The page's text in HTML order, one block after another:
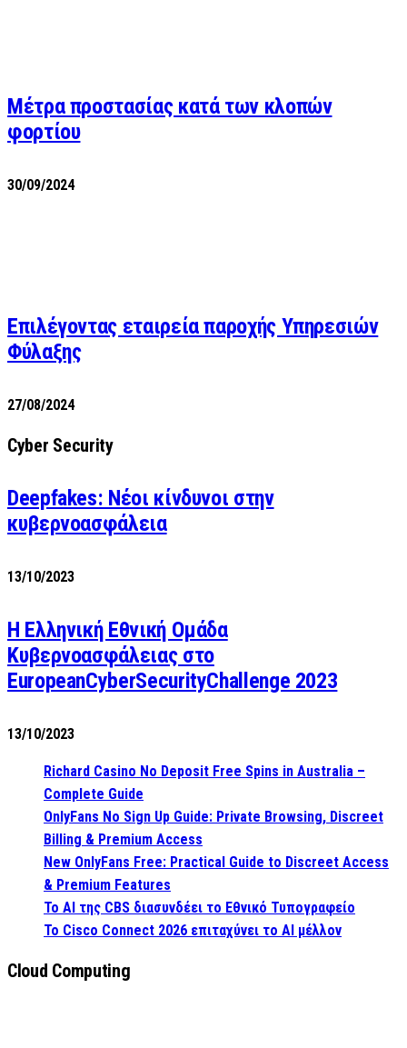
Μέτρα προστασίας κατά των κλοπών
φορτίου
30/09/2024
Επιλέγοντας εταιρεία παροχής Υπηρεσιών
Φύλαξης
27/08/2024
Cyber Security
Deepfakes: Νέοι κίνδυνοι στην
κυβερνοασφάλεια
13/10/2023
Η Ελληνική Εθνική Ομάδα
Κυβερνοασφάλειας στο
EuropeanCyberSecurityChallenge 2023
13/10/2023
Richard Casino No Deposit Free Spins in Australia –
Complete Guide
OnlyFans No Sign Up Guide: Private Browsing, Discreet
Billing & Premium Access
New OnlyFans Free: Practical Guide to Discreet Access
& Premium Features
Το AI της CBS διασυνδέει το Εθνικό Τυπογραφείο
Το Cisco Connect 2026 επιταχύνει το AI μέλλον
Cloud Computing